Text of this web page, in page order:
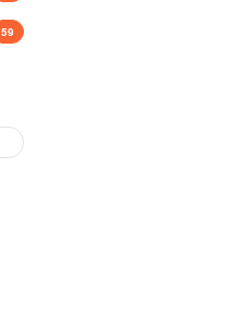
59